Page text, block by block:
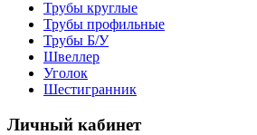
Трубы круглые
Трубы профильные
Трубы Б/У
Швеллер
Уголок
Шестигранник
Личный кабинет